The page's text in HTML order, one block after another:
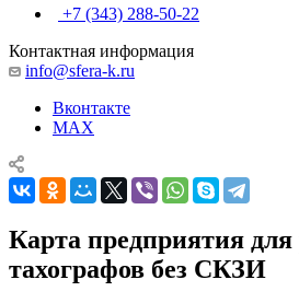
+7 (343) 288-50-22
Контактная информация
info@sfera-k.ru
Вконтакте
MAX
Карта предприятия для
тахографов без СКЗИ